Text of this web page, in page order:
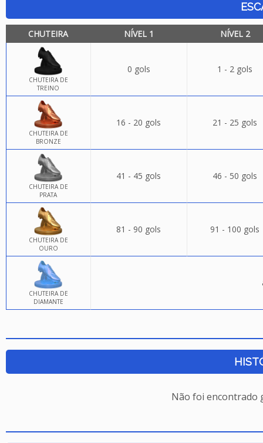
CHUTEIRA NÍVEL 1 NÍVEL 2
CHUTEIRA DE
TREINO
0 gols 1 - 2 gols
CHUTEIRA DE
BRONZE
16 - 20 gols 21 - 25 gols
CHUTEIRA DE
PRATA
41 - 45 gols 46 - 50 gols
CHUTEIRA DE
OURO
81 - 90 gols 91 - 100 gols
CHUTEIRA DE
DIAMANTE
Não foi encontrado